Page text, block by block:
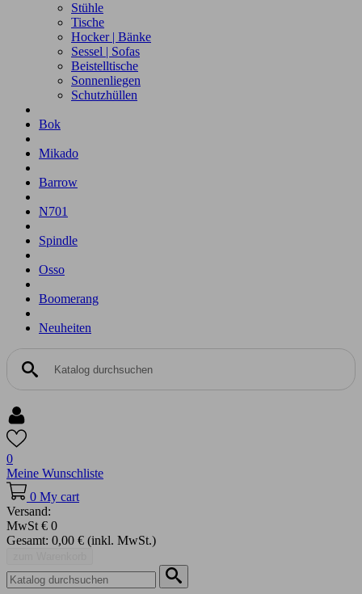
Stühle
Tische
Hocker | Bänke
Sessel | Sofas
Beistelltische
Sonnenliegen
Schutzhüllen
Bok
Mikado
Barrow
N701
Spindle
Osso
Boomerang
Neuheiten
0
Meine Wunschliste
0 My cart
Versand:
MwSt € 0
Gesamt: 0,00 € (inkl. MwSt.)